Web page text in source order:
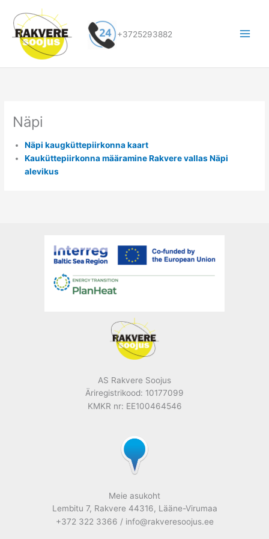
content
+3725293882
Näpi
Näpi kaugküttepiirkonna kaart
Kauküttepiirkonna määramine Rakvere vallas Näpi
alevikus
AS Rakvere Soojus
Äriregistrikood: 10177099
KMKR nr: EE100464546
Meie asukoht
Lembitu 7, Rakvere 44316, Lääne-Virumaa
+372 322 3366 / info@rakveresoojus.ee